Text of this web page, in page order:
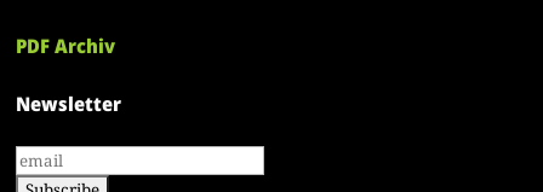
PDF Archiv
Newsletter